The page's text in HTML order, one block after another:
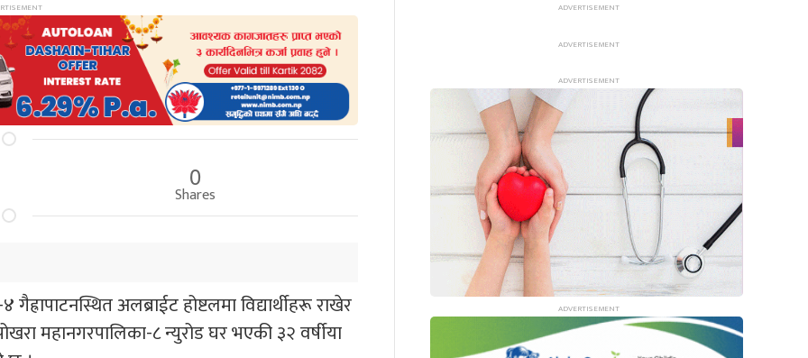
0
Shares
अलब्राईट होष्टलमा विद्यार्थीहरू राखेर
महानगरपालिका-८ न्युरोड घर भएकी ३२ वर्षीया